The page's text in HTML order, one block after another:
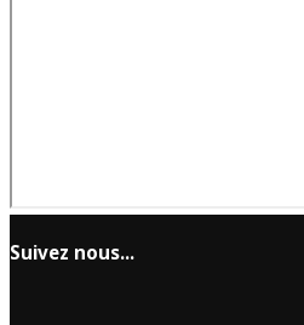
Suivez nous...